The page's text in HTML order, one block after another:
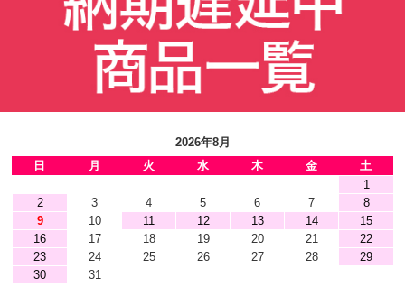
2026年8月
日
月 火 水 木 金
土
1
2
3 4 5 6 7
8
9
10 11 12 13 14
15
16
17 18 19 20 21
22
23
24 25 26 27 28
29
30
31